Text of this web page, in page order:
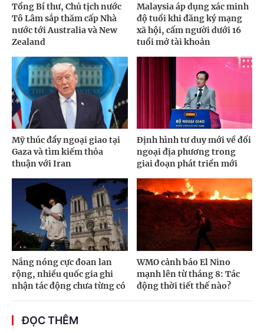
Tổng Bí thư, Chủ tịch nước
Tô Lâm sắp thăm cấp Nhà
nước tới Australia và New
Zealand
Malaysia áp dụng xác minh
độ tuổi khi đăng ký mạng
xã hội, cấm người dưới 16
tuổi mở tài khoản
Mỹ thúc đẩy ngoại giao tại
Gaza và tìm kiếm thỏa
thuận với Iran
Định hình tư duy mới về đối
ngoại địa phương trong
giai đoạn phát triển mới
Nắng nóng cực đoan lan
rộng, nhiều quốc gia ghi
nhận tác động chưa từng có
WMO cảnh báo El Nino
mạnh lên từ tháng 8: Tác
động thời tiết thế nào?
ĐỌC THÊM